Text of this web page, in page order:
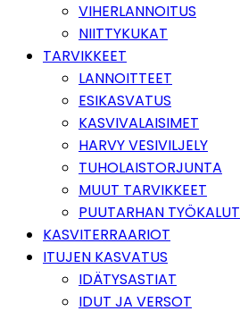
VIHERLANNOITUS
NIITTYKUKAT
TARVIKKEET
LANNOITTEET
ESIKASVATUS
KASVIVALAISIMET
HARVY VESIVILJELY
TUHOLAISTORJUNTA
MUUT TARVIKKEET
PUUTARHAN TYÖKALUT
KASVITERRAARIOT
ITUJEN KASVATUS
IDÄTYSASTIAT
IDUT JA VERSOT